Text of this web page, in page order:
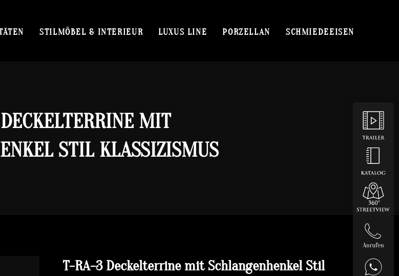
STILMÖBEL & INTERIEUR LUXUS LINE PORZELLAN SCHMIEDEEISEN
MIT
STIL KLASSIZISMUS
T-RA-3 Deckelterrine mit Schlangenhenkel Stil